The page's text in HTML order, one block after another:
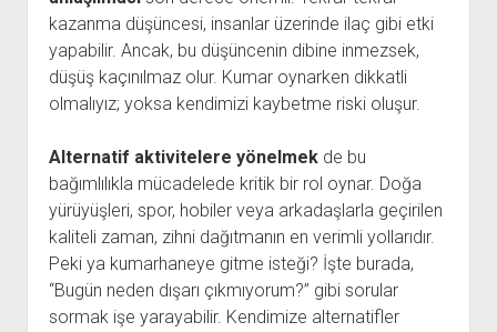
kazanma düşüncesi, insanlar üzerinde ilaç gibi etki
yapabilir. Ancak, bu düşüncenin dibine inmezsek,
düşüş kaçınılmaz olur. Kumar oynarken dikkatli
olmalıyız; yoksa kendimizi kaybetme riski oluşur.
Alternatif aktivitelere yönelmekde bu
bağımlılıkla mücadelede kritik bir rol oynar. Doğa
yürüyüşleri, spor, hobiler veya arkadaşlarla geçirilen
kaliteli zaman, zihni dağıtmanın en verimli yollarıdır.
Peki ya kumarhaneye gitme isteği? İşte burada,
“Bugün neden dışarı çıkmıyorum?” gibi sorular
sormak işe yarayabilir. Kendimize alternatifler